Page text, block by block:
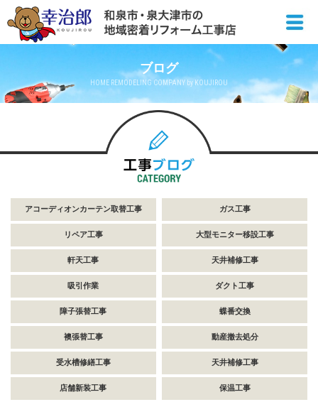
ブログ
HOME REMODELING COMPANY by KOUJIROU
アコーディオンカーテン取替工事 ガス工事
リペア工事 大型モニター移設工事
軒天工事 天井補修工事
吸引作業 ダクト工事
障子張替工事 蝶番交換
襖張替工事 動産撤去処分
受水槽修繕工事 天井補修工事
店舗新装工事 保温工事